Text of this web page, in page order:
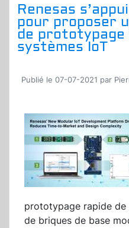
Renesas
pour proposer
de prototypage
systèmes IoT
Publié le 07-07-2021 par
prototypage rapide de
de briques de base